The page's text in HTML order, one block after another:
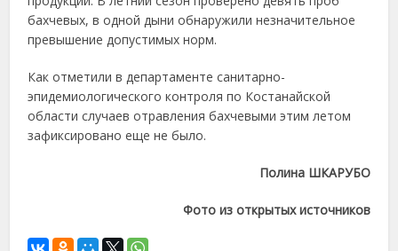
бахчевых, в одной дыни обнаружили незначительное
превышение допустимых норм.
Как отметили в департаменте санитарно-
эпидемиологического контроля по Костанайской
области случаев отравления бахчевыми этим летом
зафиксировано еще не было.
Полина ШКАРУБО
Фото из открытых источников